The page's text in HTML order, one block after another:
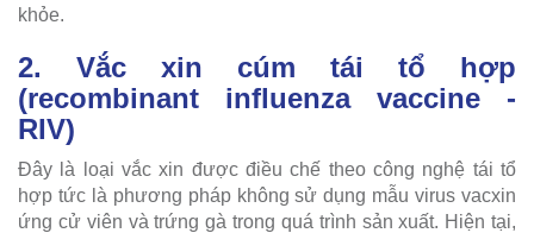
khỏe.
2. Vắc xin cúm tái tổ hợp
(recombinant influenza vaccine -
RIV)
Đây là loại vắc xin được điều chế theo công nghệ tái tổ
hợp tức là phương pháp không sử dụng mẫu virus vacxin
ứng cử viên và trứng gà trong quá trình sản xuất. Hiện tại,